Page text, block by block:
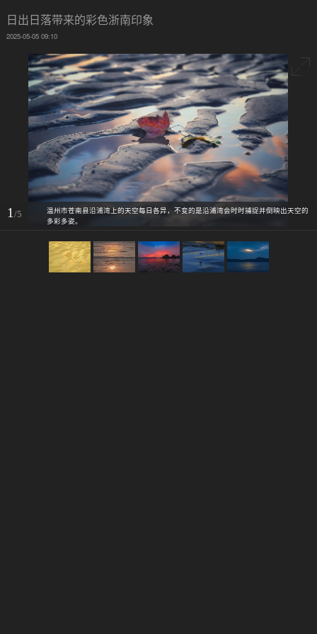
日出日落带来的彩色浙南印象
2025-05-05 09:10
1/5
温州市苍南县沿浦湾上的天空每日各异，不变的是沿浦湾会时时捕捉并倒映出天空的
多彩多姿。